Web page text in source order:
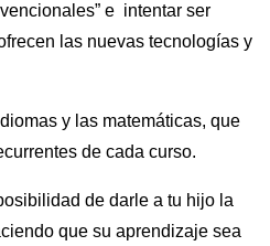
e intentar ser
las nuevas tecnologías y
y las matemáticas, que
de cada curso.
de darle a tu hijo la
que su aprendizaje sea